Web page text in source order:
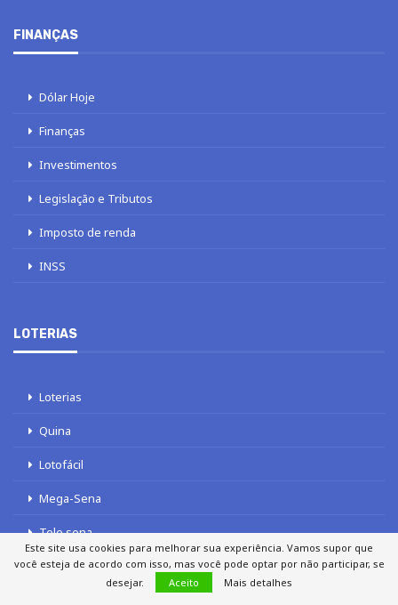
FINANÇAS
Dólar Hoje
Finanças
Investimentos
Legislação e Tributos
Imposto de renda
INSS
LOTERIAS
Loterias
Quina
Lotofácil
Mega-Sena
Tele sena
Este site usa cookies para melhorar sua experiência. Vamos supor que
você esteja de acordo com isso, mas você pode optar por não participar, se
desejar.
Aceito Mais detalhes